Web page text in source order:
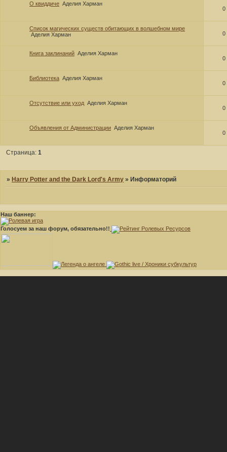
О квиддиче Аделия Харман
0
Список магических существ обитающих в волшебном мире
Аделия Харман
0
Книга заклинаний Аделия Харман
0
Библиотека Аделия Харман
0
Отсутствие или уход Аделия Харман
0
Объявления от Администрации Аделия Харман
0
Страница:1
»Harry Potter and the Dark Lord's Army »Информаторий
Наш баннер:
Голосуем за наш форум, обязательно!!